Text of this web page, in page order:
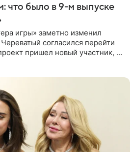
что было в 9-м выпуске
игры» заметно изменил
согласился перейти
пришел новый участник, а